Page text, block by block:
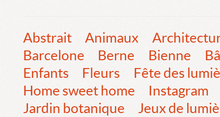
Abstrait Animaux
Barcelone
Berne Bienne
Enfants
Fleurs
Fête des
Home sweet home
Instagram
Jardin botanique
Jeux de